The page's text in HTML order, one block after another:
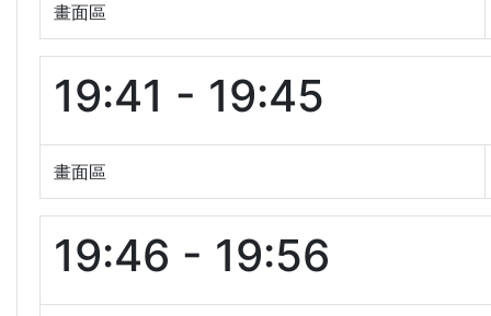
畫面區
19:41 - 19:45
畫面區
19:46 - 19:56